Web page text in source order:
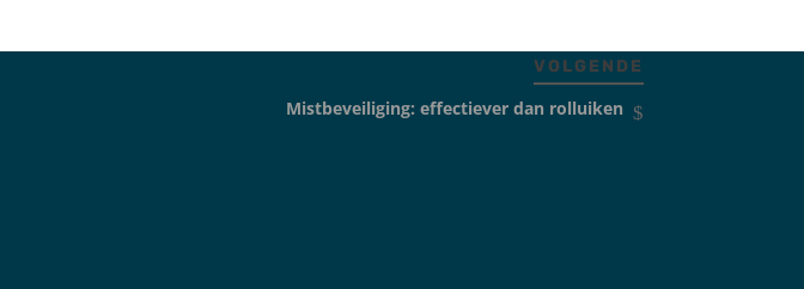
VOLGENDE
Mistbeveiliging: effectiever dan rolluiken